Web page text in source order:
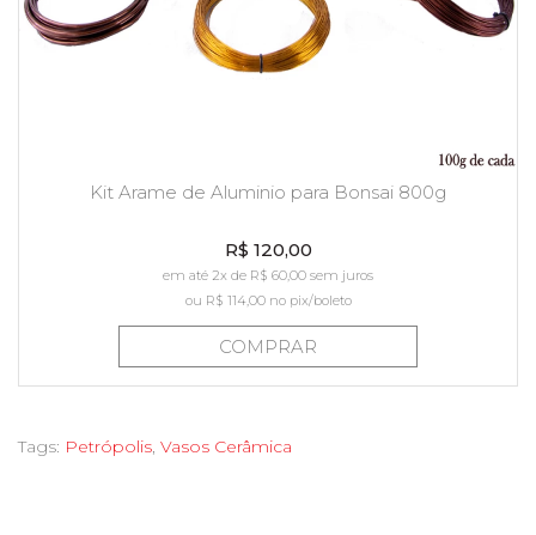
Kit Arame de Aluminio para Bonsai 800g
R$ 120,00
em até 2x de R$ 60,00 sem juros
ou R$ 114,00no pix/boleto
COMPRAR
Tags: Petrópolis, Vasos Cerâmica